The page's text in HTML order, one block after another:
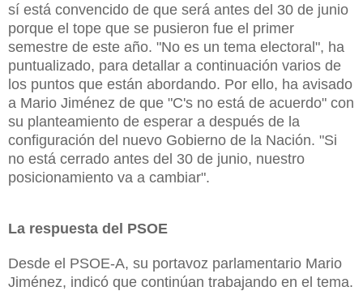
sí está convencido de que será antes del 30 de junio
porque el tope que se pusieron fue el primer
semestre de este año. "No es un tema electoral", ha
puntualizado, para detallar a continuación varios de
los puntos que están abordando. Por ello, ha avisado
a Mario Jiménez de que "C's no está de acuerdo" con
su planteamiento de esperar a después de la
configuración del nuevo Gobierno de la Nación. "Si
no está cerrado antes del 30 de junio, nuestro
posicionamiento va a cambiar".
La respuesta del PSOE
Desde el PSOE-A, su portavoz parlamentario Mario
Jiménez, indicó que continúan trabajando en el tema.